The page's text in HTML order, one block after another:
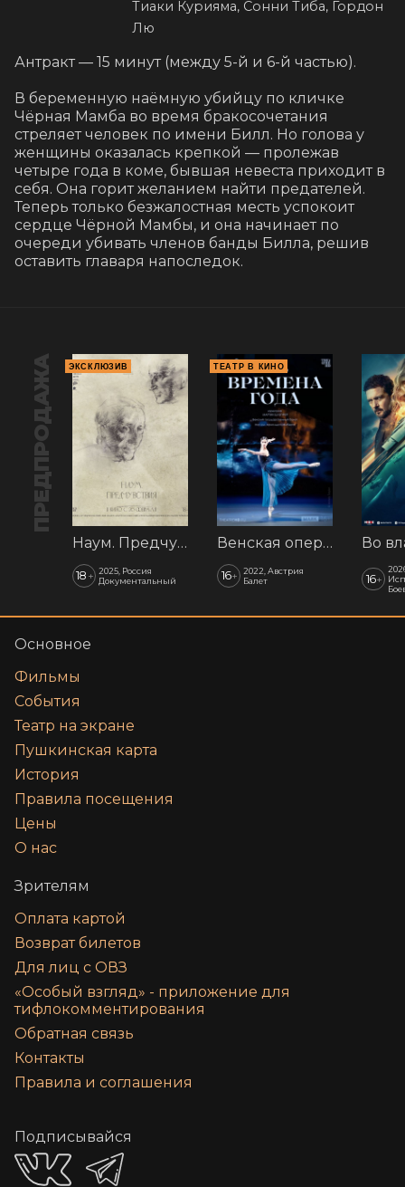
Тиаки Курияма, Сонни Тиба, Гордон
Лю
Антракт — 15 минут (между 5-й и 6-й частью).
В беременную наёмную убийцу по кличке
Чёрная Мамба во время бракосочетания
стреляет человек по имени Билл. Но голова у
женщины оказалась крепкой — пролежав
четыре года в коме, бывшая невеста приходит в
себя. Она горит желанием найти предателей.
Теперь только безжалостная месть успокоит
сердце Чёрной Мамбы, и она начинает по
очереди убивать членов банды Билла, решив
оставить главаря напоследок.
ПРЕДПРОДАЖА ЭКСКЛЮЗИВ
Наум. Предчувствия
18 + 2025, Россия
Документальный
ТЕАТР В КИНО
Венская опера: Времена года
16+
2022, Австрия
Балет
16+
Основное
Фильмы
События
Театр на экране
Пушкинская карта
История
Правила посещения
Цены
О нас
Зрителям
Оплата картой
Возврат билетов
Для лиц с ОВЗ
«‎Особый взгляд» - приложение для
тифлокомментирования
Обратная связь
Контакты
Правила и соглашения
Подписывайся